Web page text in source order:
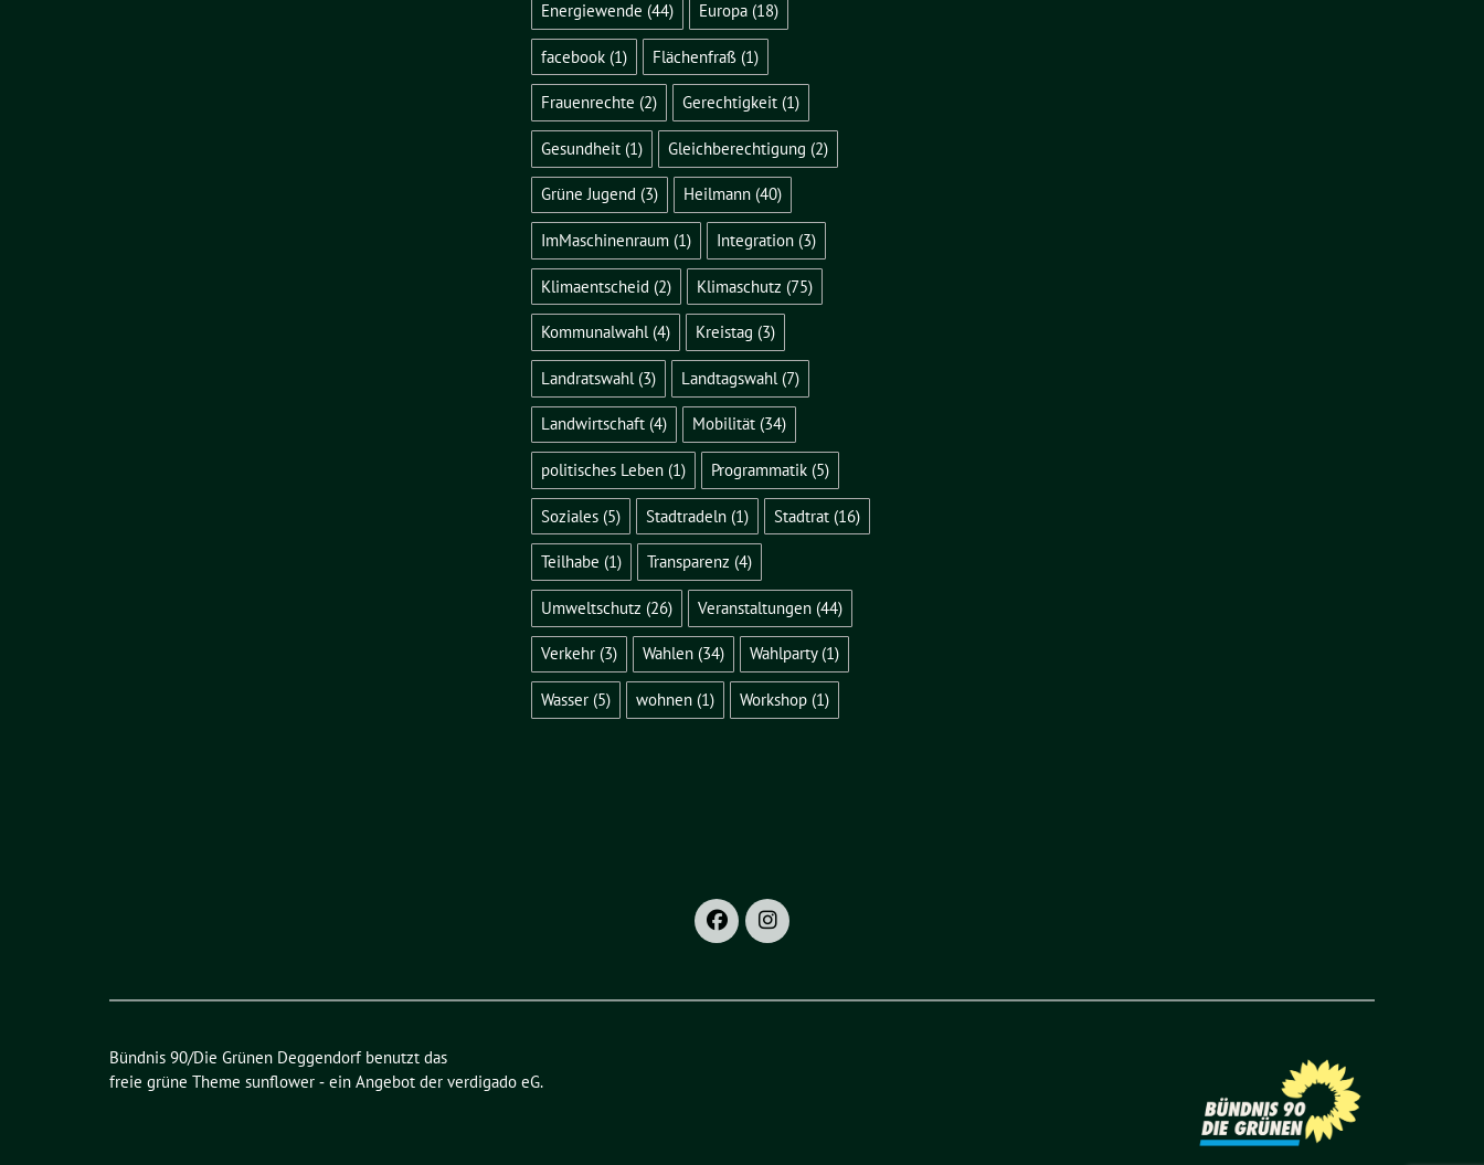
Energiewende (44) Europa(18)
facebook (1) Flächenfraß(1)
Frauenrechte (2) Gerechtigkeit(1)
Gesundheit (1) Gleichberechtigung (2)
Grüne Jugend (3) Heilmann(40)
ImMaschinenraum (1) Integration(3)
Klimaentscheid (2) Klimaschutz (75)
Kommunalwahl(4) Kreistag (3)
Landratswahl (3) Landtagswahl (7)
Landwirtschaft (4) Mobilität(34)
politisches Leben (1) Programmatik(5)
Soziales (5) Stadtradeln(1) Stadtrat(16)
Teilhabe (1) Transparenz (4)
Umweltschutz (26) Veranstaltungen(44)
Verkehr (3) Wahlen(34) Wahlparty(1)
Wasser (5) wohnen(1) Workshop(1)
Bündnis 90/Die Grünen Deggendorf benutzt das
freie grüne Theme sunflower ‐ ein Angebot der verdigado eG.